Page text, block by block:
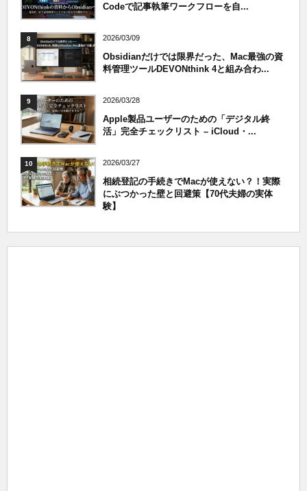
Codeで記事執筆ワークフローを自...
8 2026/03/09
Obsidianだけでは限界だった、Mac最強の資
料管理ツールDEVONthink 4と組み合わ...
9 2026/03/28
Apple製品ユーザーのための「デジタル終
活」完全チェックリスト – iCloud・...
10 2026/03/27
相続登記の手続きでMacが使えない？！実際
にぶつかった壁と回避策【70代夫婦の実体
験】